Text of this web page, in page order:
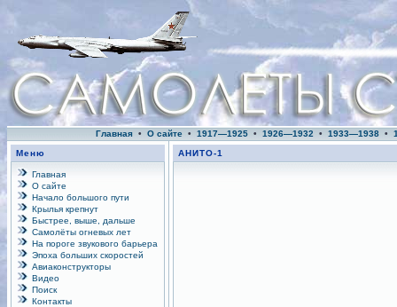
Главная • О сайте • 1917—1925 • 1926—1932 • 1933—1938 •
Меню
Главная
О сайте
Начало большого пути
Крылья крепнут
Быстрее, выше, дальше
Самолёты огневых лет
На пороге звукового барьера
Эпоха больших скоростей
Авиаконструкторы
Видео
Поиск
Контакты
АНИТО-1